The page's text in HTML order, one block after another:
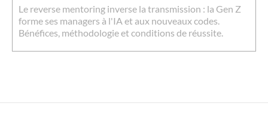
Le reverse mentoring inverse la transmission : la Gen Z
forme ses managers à l'IA et aux nouveaux codes.
Bénéfices, méthodologie et conditions de réussite.